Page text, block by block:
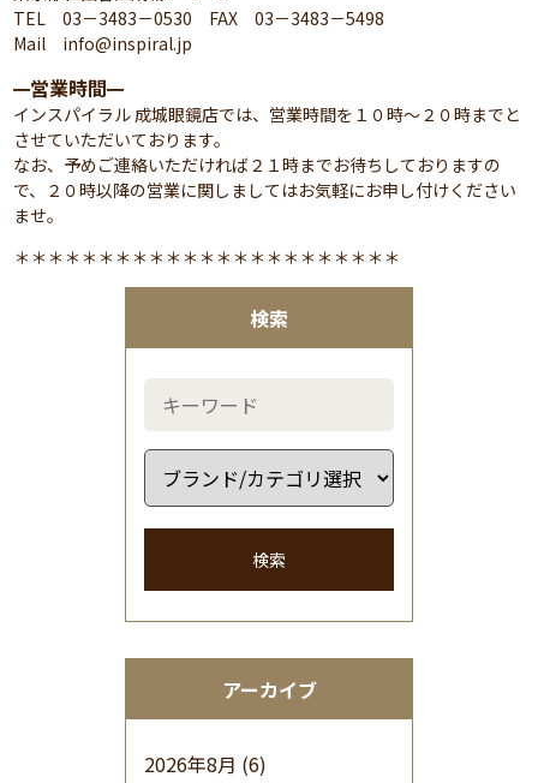
検索
検索
アーカイブ
2026年8月 (6)
TEL 03－3483－0530 FAX 03－3483－5498
Mail info@inspiral.jp
━営業時間━
インスパイラル 成城眼鏡店では、営業時間を１０時～２０時までと
させていただいております。
なお、予めご連絡いただければ２１時までお待ちしておりますの
で、２０時以降の営業に関しましてはお気軽にお申し付けください
ませ。
＊＊＊＊＊＊＊＊＊＊＊＊＊＊＊＊＊＊＊＊＊＊＊